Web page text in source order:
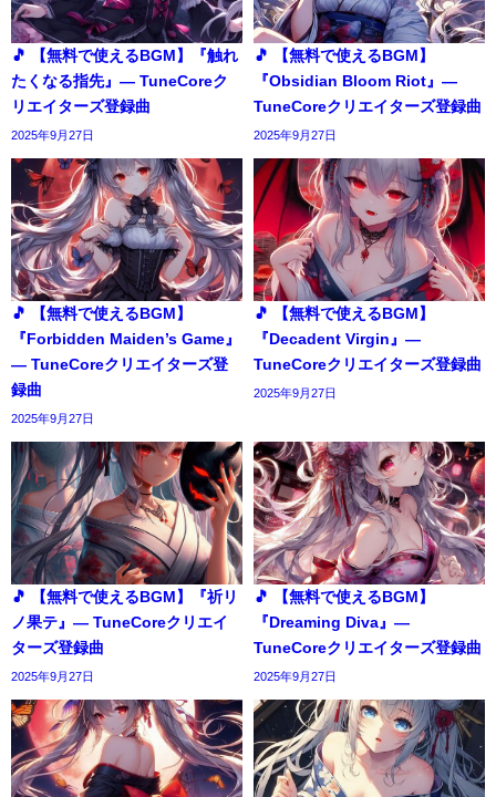
🎵 【無料で使えるBGM】『触れ
たくなる指先』― TuneCoreク
リエイターズ登録曲
2025年9月27日
🎵 【無料で使えるBGM】
『Obsidian Bloom Riot』―
TuneCoreクリエイターズ登録曲
2025年9月27日
🎵 【無料で使えるBGM】
『Forbidden Maiden’s Game』
― TuneCoreクリエイターズ登
録曲
2025年9月27日
🎵 【無料で使えるBGM】
『Decadent Virgin』―
TuneCoreクリエイターズ登録曲
2025年9月27日
🎵 【無料で使えるBGM】『祈リ
ノ果テ』― TuneCoreクリエイ
ターズ登録曲
2025年9月27日
🎵 【無料で使えるBGM】
『Dreaming Diva』―
TuneCoreクリエイターズ登録曲
2025年9月27日